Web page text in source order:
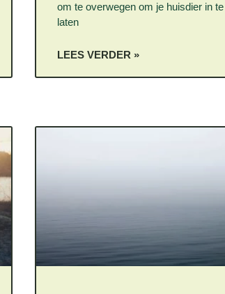
om te overwegen om je huisdier in te
laten
LEES VERDER »